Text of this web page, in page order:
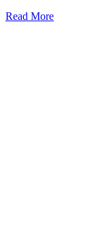
Read More